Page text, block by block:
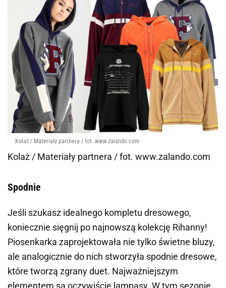
Kolaż / Materiały partnera / fot. www.zalando.com
Kolaż / Materiały partnera / fot. www.zalando.com
Spodnie
Jeśli szukasz idealnego kompletu dresowego,
koniecznie sięgnij po najnowszą kolekcję Rihanny!
Piosenkarka zaprojektowała nie tylko świetne bluzy,
ale analogicznie do nich stworzyła spodnie dresowe,
które tworzą zgrany duet. Najważniejszym
elementem są oczywiście lampasy. W tym sezonie